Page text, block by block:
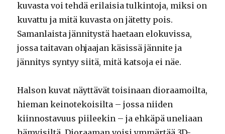
kuvasta voi tehdä erilaisia tulkintoja, miksi on
kuvattu ja mitä kuvasta on jätetty pois.
Samanlaista jännitystä haetaan elokuvissa,
jossa taitavan ohjaajan käsissä jännite ja
jännitys syntyy siitä, mitä katsoja ei näe.
Halson kuvat näyttävät toisinaan dioraamoilta,
hieman keinotekoisilta – jossa niiden
kiinnostavuus piileekin – ja ehkäpä uneliaan